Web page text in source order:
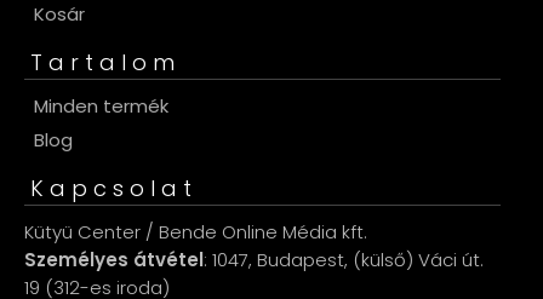
Kosár
Tartalom
Minden termék
Blog
Kapcsolat
Kütyü Center / Bende Online Média kft.
Személyes átvétel: 1047, Budapest, (külső) Váci út.
19 (312-es iroda)